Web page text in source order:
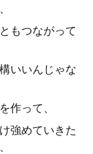
もつながって
いいんじゃな
作って、
強めていきた